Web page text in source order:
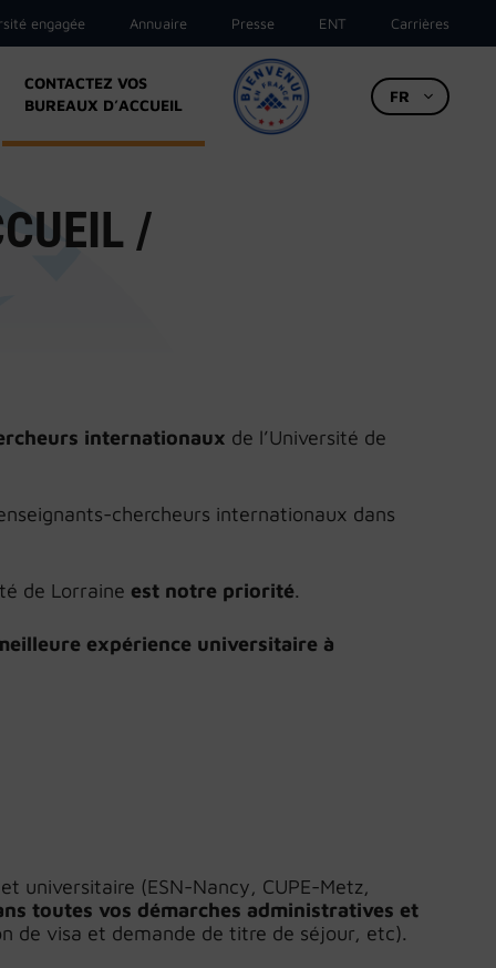
engagée Annuaire Presse ENT Carrières
CONTACTEZ VOS
BUREAUX D’ACCUEIL
FR
/
internationaux de l’Université de
chercheurs internationaux dans
de Lorraine est notre priorité.
expérience universitaire à
universitaire (ESN-Nancy, CUPE-Metz,
toutes vos démarches administratives et
de visa et demande de titre de séjour, etc).